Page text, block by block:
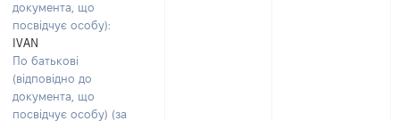
документа, що
посвідчує особу):
IVAN
По батькові
(відповідно до
документа, що
посвідчує особу) (за